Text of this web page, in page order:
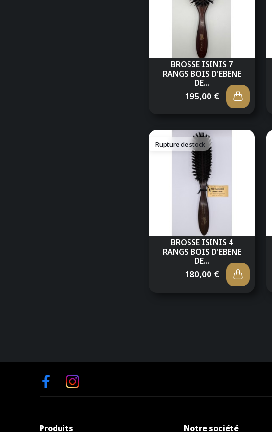
BROSSE ISINIS 7
RANGS BOIS D'EBENE
DE...
195,00 €
BROSSE ISINIS 4
RANGS BOIS D'EBENE
DE...
180,00 €
Rupture de stock
Facebook
Produits Notre société